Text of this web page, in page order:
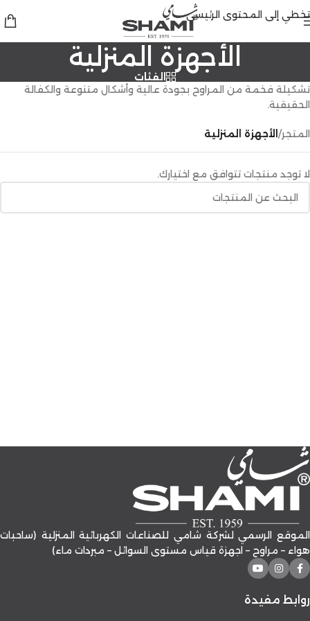
تخطي إلى المحتوى الرئيسي
الأجهزة المنزلية
الفئات
تشكيلة فخمة من المراوح بجودة عالية وأشكال متنوعة والكفالة
الحقيقية.
المتجر/ الأجهزة المنزلية
لا توجد منتجات تتوافق مع اختيارك.
الموقع الرسمي لشركة شامي للصناعات الكهربائية المنزلية (ساحبات
هواء – مراوح – اجهزة قياس مستوى السوائل – مبردات ماء)
روابط مفيدة